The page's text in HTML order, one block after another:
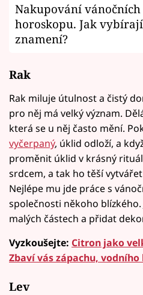
Nakupování
horoskopu. Jak
znamení?
Rak
Rak miluje útulnost a čistý
pro něj má velký význam.
která se u něj často mění.
vyčerpaný, úklid odloží, a
proměnit úklid v krásný
srdcem, a tak ho těší
Nejlépe mu jde práce s
společnosti někoho
malých částech a přidat
Vyzkoušejte: Citron jako
Zbaví vás zápachu,
Lev